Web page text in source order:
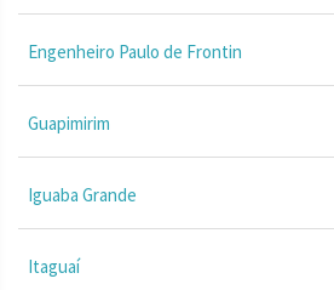
Engenheiro Paulo de Frontin
Guapimirim
Iguaba Grande
Itaguaí